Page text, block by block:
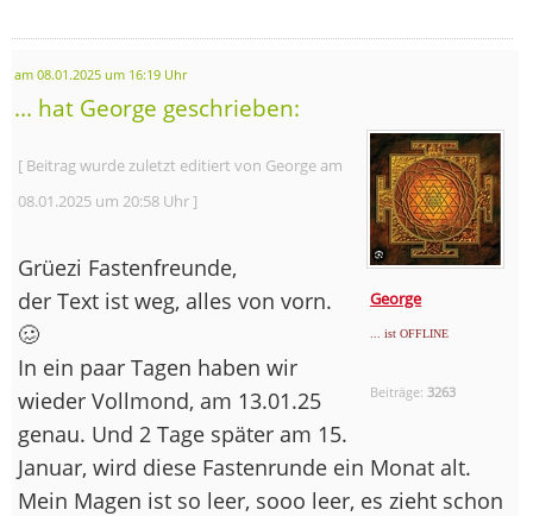
am 08.01.2025 um 16:19 Uhr
... hat George geschrieben:
George
... ist OFFLINE
Beiträge:3263
[ Beitrag wurde zuletzt editiert von George am
08.01.2025 um 20:58 Uhr ]
Grüezi Fastenfreunde,
der Text ist weg, alles von vorn.
🥴
In ein paar Tagen haben wir
wieder Vollmond, am 13.01.25
genau. Und 2 Tage später am 15.
Januar, wird diese Fastenrunde ein Monat alt.
Mein Magen ist so leer, sooo leer, es zieht schon